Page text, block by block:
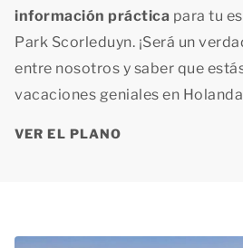
información práctica para tu
Park Scorleduyn. ¡Será un
entre nosotros y saber que
vacaciones geniales en
VER EL PLANO